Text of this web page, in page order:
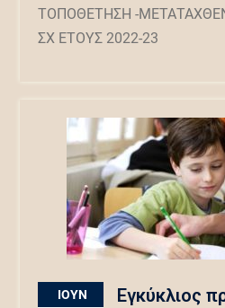
ΤΟΠΟΘΕΤΗΣΗ -
ΣΧ ΕΤΟΥΣ 2022-23
ΙΟΎΝ
Εγκύκλιος